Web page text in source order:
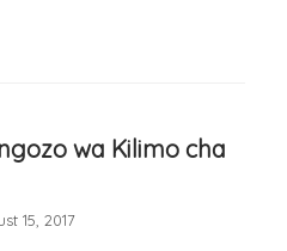
wa Kilimo cha
15, 2017